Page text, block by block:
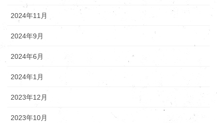
2024年11月
2024年9月
2024年6月
2024年1月
2023年12月
2023年10月